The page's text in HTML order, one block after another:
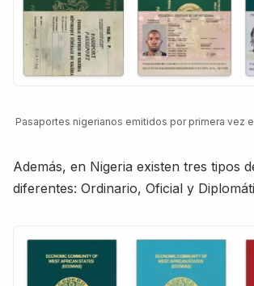
Pasaportes nigerianos emitidos por primera vez
Además, en Nigeria existen tres tipos
diferentes: Ordinario, Oficial y